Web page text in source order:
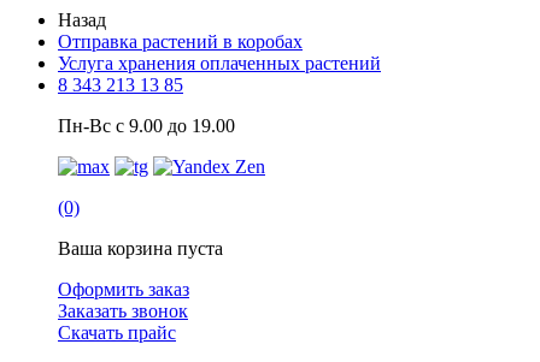
Назад
Отправка растений в коробах
Услуга хранения оплаченных растений
8 343 213 13 85
Пн-Вс с 9.00 до 19.00
(0)
Ваша корзина пуста
Оформить заказ
Заказать звонок
Скачать прайс